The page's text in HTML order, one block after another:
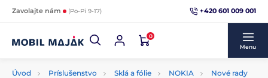
Zavolajte nám (Po-Pi 9-17) +420 601 009 001
0
Menu
Úvod Príslušenstvo Sklá a fólie NOKIA
Nové rady